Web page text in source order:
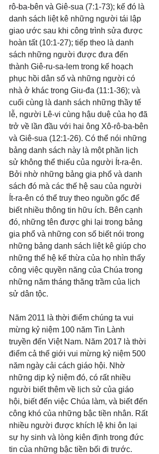
rô-ba-bên và Giê-sua (7:1-73); kế đó là
danh sách liệt kê những người tái lập
giao ước sau khi công trình sửa được
hoàn tất (10:1-27); tiếp theo là danh
sách những người được đưa đến
thành Giê-ru-sa-lem trong kế hoạch
phục hồi dân số và những người có
nhà ở khác trong Giu-đa (11:1-36); và
cuối cùng là danh sách những thầy tế
lễ, người Lê-vi cùng hậu duệ của họ đã
trở về lần đầu với hai ông Xô-rô-ba-bên
và Giê-sua (12:1-26). Có thể nói những
bảng danh sách này là một phần lịch
sử không thể thiếu của người Ít-ra-ên.
Bởi nhờ những bảng gia phổ và danh
sách đó mà các thế hệ sau của người
Ít-ra-ên có thể truy theo nguồn gốc để
biết nhiều thông tin hữu ích. Bên cạnh
đó, những tên được ghi lại trong bảng
gia phổ và những con số biết nói trong
những bảng danh sách liệt kê giúp cho
những thế hệ kế thừa của họ nhìn thấy
công việc quyền năng của Chúa trong
những năm tháng thăng trầm của lịch
sử dân tộc.
Năm 2011 là thời điểm chúng ta vui
mừng kỷ niệm 100 năm Tin Lành
truyền đến Việt Nam. Năm 2017 là thời
điểm cả thế giới vui mừng kỷ niệm 500
năm ngày cải cách giáo hội. Nhờ
những dịp kỷ niệm đó, có rất nhiều
người biết thêm về lịch sử của giáo
hội, biết đến việc Chúa làm, và biết đến
công khó của những bậc tiền nhân. Rất
nhiều người được khích lệ khi ôn lại
sự hy sinh và lòng kiên định trong đức
tin của những bậc tiền bối đi trước.